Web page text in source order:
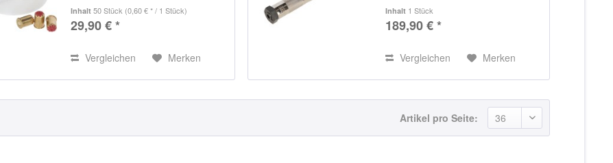
finden Sie in unserem Shop Diese
Kartuschen sind passend für den
gängigen Schussgeräte wie...
Inhalt50 Stück (0,60 € * / 1 Stück)
29,90 € *
Vergleichen Merken
Schussapparat
Bolzenschussapparat Dieses
von großen und kleinen...
Inhalt 1 Stück
189,90 € *
Vergleichen Merken
Artikel pro Seite: